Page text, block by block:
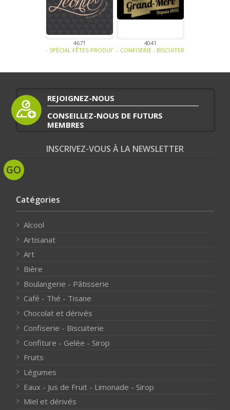
4671
- SPÉCIAL FÊTES-PRODUIT LAITIER-CONFISERIE - BISCUITERIE -
4041
- CONFISERIE - BISCUITERIE -
REJOIGNEZ-NOUS
CONSEILLEZ-NOUS DE FUTURS
MEMBRES
INSCRIVEZ-VOUS À LA NEWSLETTER
Catégories
Alcool
Artisanat
Art
Bière
Boulangerie - Pâtisserie
Café - Thé - Tisane
Chocolat et dérivés
Confiserie - Biscuiterie
Confiture - Gelée - Sirop
Fruits
Légumes
Eaux - Jus de Fruit - Limonade - Sirop
Miel et dérivés